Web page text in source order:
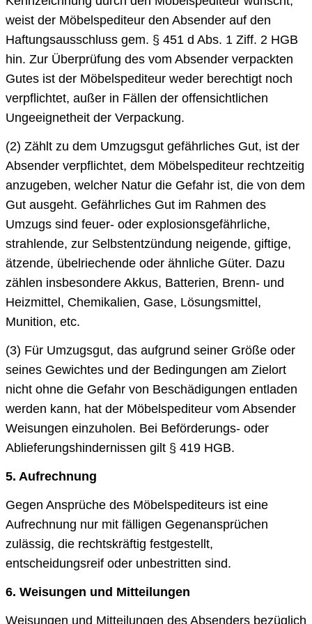
weist der Möbelspediteur den Absender auf den
Haftungsausschluss gem. § 451 d Abs. 1 Ziff. 2 HGB
hin. Zur Überprüfung des vom Absender verpackten
Gutes ist der Möbelspediteur weder berechtigt noch
verpflichtet, außer in Fällen der offensichtlichen
Ungeeignetheit der Verpackung.
(2) Zählt zu dem Umzugsgut gefährliches Gut, ist der
Absender verpflichtet, dem Möbelspediteur rechtzeitig
anzugeben, welcher Natur die Gefahr ist, die von dem
Gut ausgeht. Gefährliches Gut im Rahmen des
Umzugs sind feuer- oder explosionsgefährliche,
strahlende, zur Selbstentzündung neigende, giftige,
ätzende, übelriechende oder ähnliche Güter. Dazu
zählen insbesondere Akkus, Batterien, Brenn- und
Heizmittel, Chemikalien, Gase, Lösungsmittel,
Munition, etc.
(3) Für Umzugsgut, das aufgrund seiner Größe oder
seines Gewichtes und der Bedingungen am Zielort
nicht ohne die Gefahr von Beschädigungen entladen
werden kann, hat der Möbelspediteur vom Absender
Weisungen einzuholen. Bei Beförderungs- oder
Ablieferungshindernissen gilt § 419 HGB.
5. Aufrechnung
Gegen Ansprüche des Möbelspediteurs ist eine
Aufrechnung nur mit fälligen Gegenansprüchen
zulässig, die rechtskräftig festgestellt,
entscheidungsreif oder unbestritten sind.
6. Weisungen und Mitteilungen
Weisungen und Mitteilungen des Absenders bezüglich